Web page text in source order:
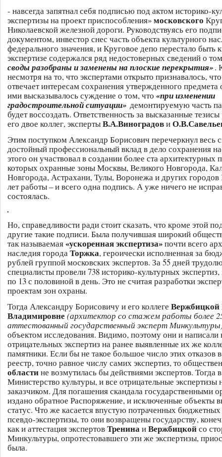
- навсегда запятнал себя подписью под актом историко-
экспертизы на проект приспособления»московского
Николаевской железной дороги. Руководствуясь его
документом, инвестор снес часть объекта культурного
федерального значения, и Круговое депо перестало быть
экспертизе содержался ряд недостоверных сведений о
своды разобраны и заменены на плоские перекрытия».
несмотря на то, что экспертами открыто признавалось,
отвечает интересам сохранения утвержденного
ими высказывалось суждение о том, что «при изменении
градостроительной ситуации» демонтируемую часть
будет воссоздать. Ответственность за высказанные
его двое коллег, экспертыВ.А.Виноградови
Этим поступком Александр Борисович перечеркнул весь
достойный профессиональный вклад в дело сохранения
этого он участвовал в создании более ста архитектурных
которых охранные зоны Москвы, Великого Новгорода,
Новгорода, Астрахани, Тулы, Воронежа и других городов
лет работы – и всего одна подпись. А уже ничего не
состоялась.
Но, справедливости ради стоит сказать, что кроме этой
другие такие подписи. Была получившая широкий
так называемая«ускоренная экспертиза»почти всего
наследия городаТоржка, героически исполненная за
рублей группой московских экспертов. За 55 дней
специалисты провели 738 историко-культурных
по 13 с половиной в день. Это не считая разработки
проектам зон охраны.
Тогда Александру Борисовичу и его коллеге
Владимировне(архитектор со стажем работы более
аттестованный государственный эксперт
объектом исследования. Видимо, поэтому они и написали
отрицательных экспертиз на ранее выявленные их же
памятники. Если бы не такое большое число этих отказов
реестр, точно равное числу самих экспертиз, то
областине возмутилась бы действиями экспертов. Тогда
Министерство культуры, и все отрицательные
заказчиком. Для погашения скандала государственными
издано обратное Распоряжение, и исключенные объекты
статус. Что же касается впустую потраченных бюджетных
псевдо-экспертизы, то они возвращены государству,
как и аттестация экспертовТренинаиВержбицкойсо
Минкультуры, опротестовавшего эти же экспертизы,
была.